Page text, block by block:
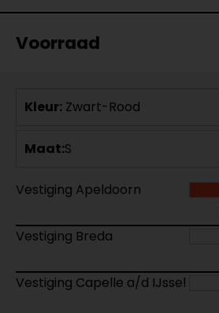
Voorraad
Kleur: Zwart-Rood
Maat:S
Vestiging Apeldoorn
Vestiging Breda
Vestiging Capelle a/d IJssel